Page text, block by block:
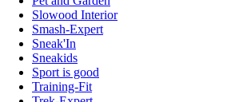
Slowood Interior
Smash-Expert
Sneak'In
Sneakids
Sport is good
Training-Fit